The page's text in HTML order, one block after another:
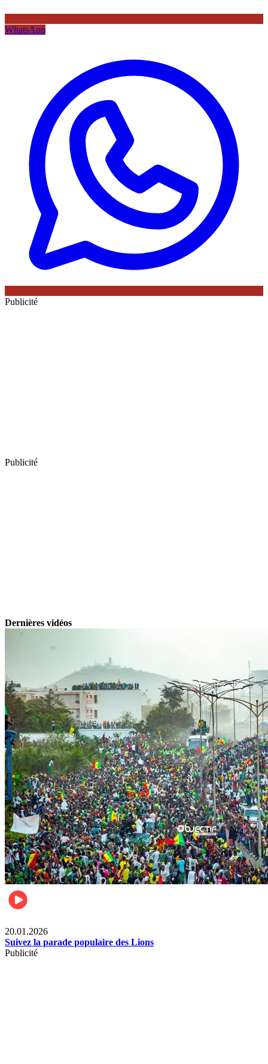
WhatsApp
Publicité
Publicité
Dernières vidéos
20.01.2026
Suivez la parade populaire des Lions
Publicité